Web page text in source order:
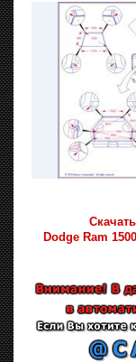
Dodge Ram